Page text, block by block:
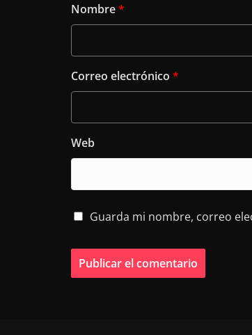
Nombre*
Correo electrónico *
Web
Guarda mi nombre, correo